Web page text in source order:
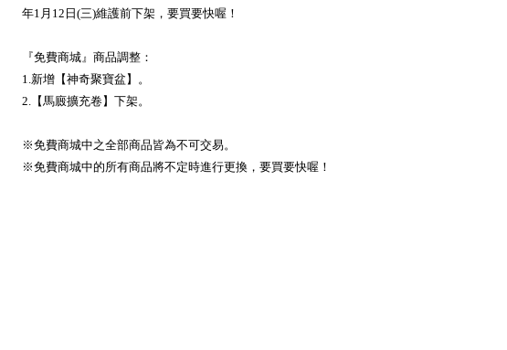
年1月12日(三)維護前下架，要買要快喔！
『免費商城』商品調整：
1.新增【神奇聚寶盆】。
2.【馬廄擴充卷】下架。
※免費商城中之全部商品皆為不可交易。
※免費商城中的所有商品將不定時進行更換，要買要快喔！